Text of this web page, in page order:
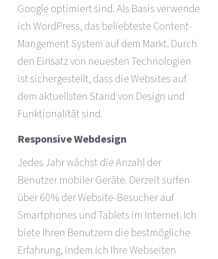
Google optimiert sind. Als Basis verwende
ich WordPress, das beliebteste Content-
Mangement System auf dem Markt. Durch
den Einsatz von neuesten Technologien
ist sichergestellt, dass die Websites auf
dem aktuellsten Stand von Design und
Funktionalität sind.
Responsive Webdesign
Jedes Jahr wächst die Anzahl der
Benutzer mobiler Geräte. Derzeit surfen
über 60% der Website-Besucher auf
Smartphones und Tablets im Internet. Ich
biete Ihren Benutzern die bestmögliche
Erfahrung, indem ich Ihre Webseiten